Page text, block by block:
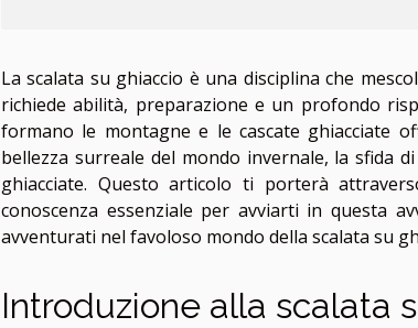
La scalata su ghiaccio è una disciplina che
richiede abilità, preparazione e un profondo
formano le montagne e le cascate ghiacciate
bellezza surreale del mondo invernale, la sfida
ghiacciate. Questo articolo ti porterà
conoscenza essenziale per avviarti in questa
avventurati nel favoloso mondo della scalata su
Introduzione alla scalata